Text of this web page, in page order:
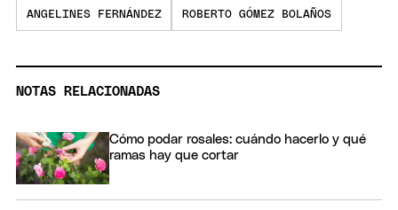
ANGELINES FERNÁNDEZ ROBERTO GÓMEZ BOLAÑOS
NOTAS RELACIONADAS
Cómo podar rosales: cuándo hacerlo y qué
ramas hay que cortar